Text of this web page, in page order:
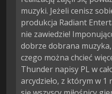
muzyki. Jeżeli cenisz
produkcja Radiant
nie zawiedzie!
dobrze dobrana
czego można chcieć
Thunder napisy PL w
arcydzieło, z którym w